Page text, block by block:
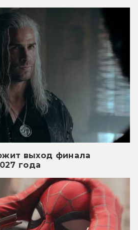
выход финала
года